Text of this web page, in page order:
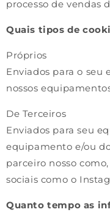
processo de vendas
Quais tipos de
Próprios
Enviados para o
nossos
De Terceiros
Enviados para seu
equipamento e/ou
parceiro nosso
sociais como o
Quanto tempo as